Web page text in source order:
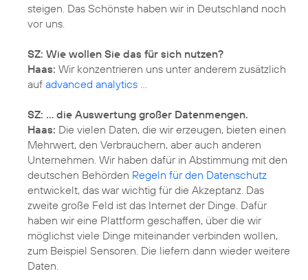
steigen. Das Schönste haben wir in Deutschland noch
vor uns.
SZ: Wie wollen Sie das für sich nutzen?
Haas: Wir konzentrieren uns unter anderem zusätzlich
auf advanced analytics ...
SZ: ... die Auswertung großer Datenmengen.
Haas: Die vielen Daten, die wir erzeugen, bieten einen
Mehrwert, den Verbrauchern, aber auch anderen
Unternehmen. Wir haben dafür in Abstimmung mit den
deutschen Behörden Regeln für den Datenschutz
entwickelt, das war wichtig für die Akzeptanz. Das
zweite große Feld ist das Internet der Dinge. Dafür
haben wir eine Plattform geschaffen, über die wir
möglichst viele Dinge miteinander verbinden wollen,
zum Beispiel Sensoren. Die liefern dann wieder weitere
Daten.